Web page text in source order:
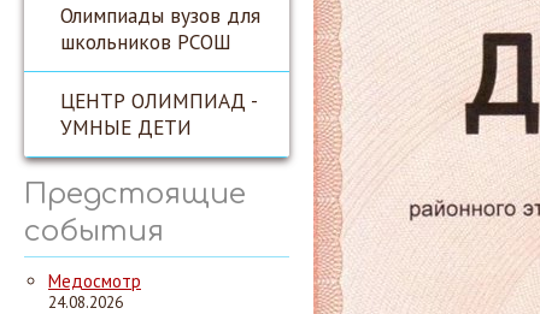
Олимпиады вузов для
школьников РСОШ
ЦЕНТР ОЛИМПИАД -
УМНЫЕ ДЕТИ
Предстоящие
события
Медосмотр
24.08.2026